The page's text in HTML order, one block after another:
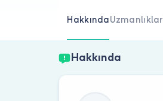
HakkındaUzmanlıklar
Hakkında